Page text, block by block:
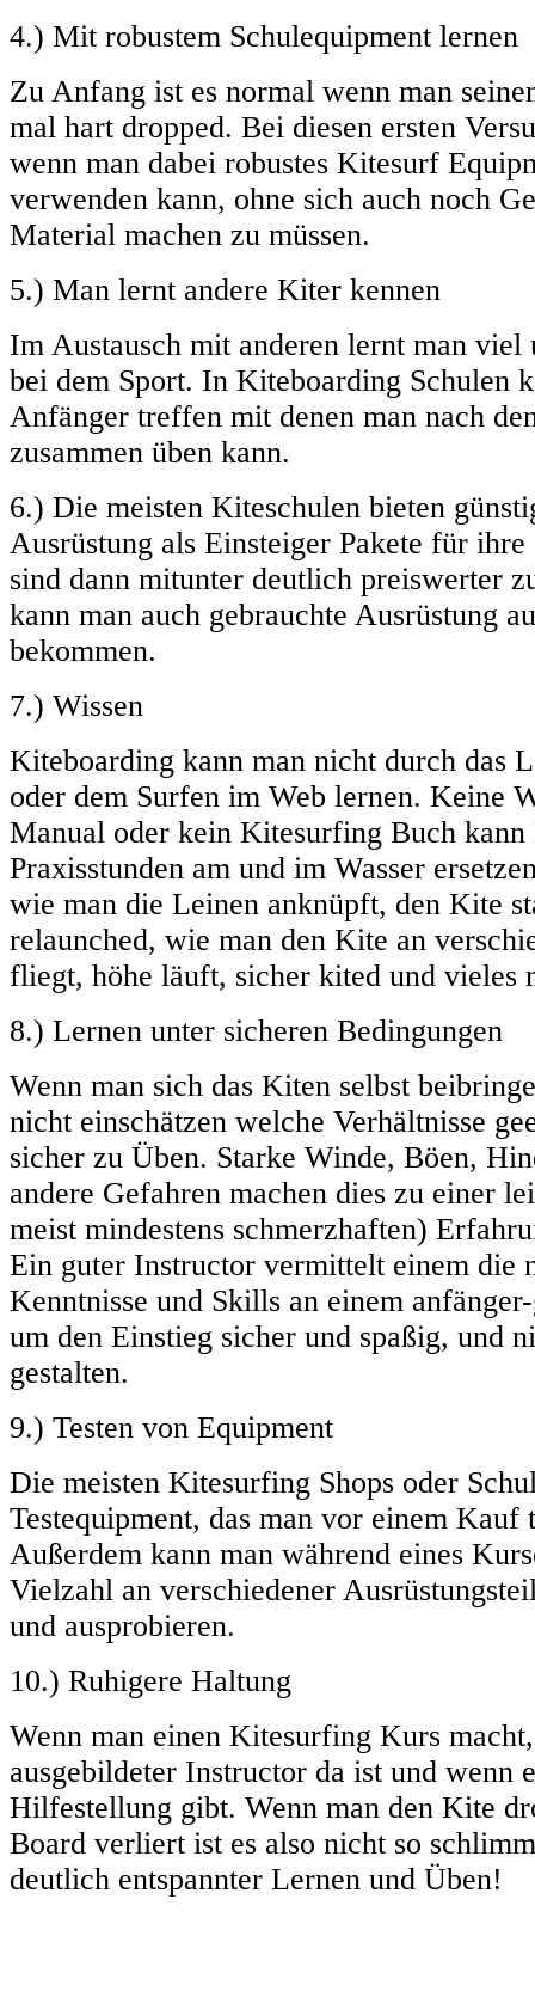
4.) Mit robustem Schulequipment lernen
Zu Anfang ist es normal wenn man
mal hart dropped. Bei diesen ersten
wenn man dabei robustes Kitesurf
verwenden kann, ohne sich auch noch
Material machen zu müssen.
5.) Man lernt andere Kiter kennen
Im Austausch mit anderen lernt man viel
bei dem Sport. In Kiteboarding Schulen
Anfänger treffen mit denen man nach
zusammen üben kann.
6.) Die meisten Kiteschulen bieten
Ausrüstung als Einsteiger Pakete für
sind dann mitunter deutlich preiswerter
kann man auch gebrauchte Ausrüstung
bekommen.
7.) Wissen
Kiteboarding kann man nicht durch das
oder dem Surfen im Web lernen. Keine
Manual oder kein Kitesurfing Buch
Praxisstunden am und im Wasser
wie man die Leinen anknüpft, den Kite
relaunched, wie man den Kite an
fliegt, höhe läuft, sicher kited und
8.) Lernen unter sicheren Bedingungen
Wenn man sich das Kiten selbst
nicht einschätzen welche Verhältnisse
sicher zu Üben. Starke Winde, Böen,
andere Gefahren machen dies zu einer
meist mindestens schmerzhaften)
Ein guter Instructor vermittelt einem die
Kenntnisse und Skills an einem
um den Einstieg sicher und spaßig, und
gestalten.
9.) Testen von Equipment
Die meisten Kitesurfing Shops oder
Testequipment, das man vor einem Kauf
Außerdem kann man während eines
Vielzahl an verschiedener
und ausprobieren.
10.) Ruhigere Haltung
Wenn man einen Kitesurfing Kurs
ausgebildeter Instructor da ist und wenn
Hilfestellung gibt. Wenn man den Kite
Board verliert ist es also nicht so
deutlich entspannter Lernen und Üben!